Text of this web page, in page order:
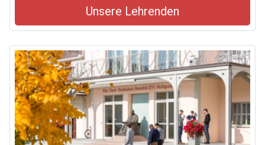
Unsere Lehrenden